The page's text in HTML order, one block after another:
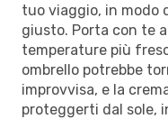
tuo viaggio, in modo
giusto. Porta con te
temperature più
ombrello potrebbe
improvvisa, e la
proteggerti dal sole,